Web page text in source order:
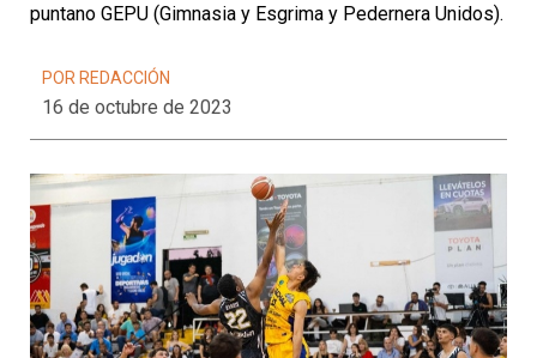
puntano GEPU (Gimnasia y Esgrima y Pedernera Unidos).
POR REDACCIÓN
16 de octubre de 2023